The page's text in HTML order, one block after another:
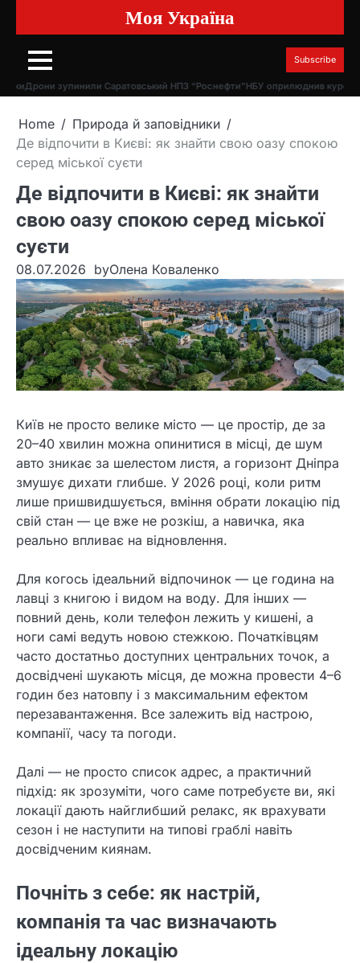
content
Моя Україна
Subscribe
зупинили Саратовський НПЗ “Роснефти”НБУ оприлюднив курс долара та
Home
Природа й заповідники
Де відпочити в Києві: як знайти свою оазу спокою
серед міської суєти
Де відпочити в Києві: як знайти
свою оазу спокою серед міської
суєти
08.07.2026 byОлена Коваленко
Київ не просто велике місто — це простір, де за
20–40 хвилин можна опинитися в місці, де шум
авто зникає за шелестом листя, а горизонт Дніпра
змушує дихати глибше. У 2026 році, коли ритм
лише пришвидшується, вміння обрати локацію під
свій стан — це вже не розкіш, а навичка, яка
реально впливає на відновлення.
Для когось ідеальний відпочинок — це година на
лавці з книгою і видом на воду. Для інших —
повний день, коли телефон лежить у кишені, а
ноги самі ведуть новою стежкою. Початківцям
часто достатньо доступних центральних точок, а
досвідчені шукають місця, де можна провести 4–6
годин без натовпу і з максимальним ефектом
перезавантаження. Все залежить від настрою,
компанії, часу та погоди.
Далі — не просто список адрес, а практичний
підхід: як зрозуміти, чого саме потребуєте ви, які
локації дають найглибший релакс, як врахувати
сезон і не наступити на типові граблі навіть
досвідченим киянам.
Почніть з себе: як настрій,
компанія та час визначають
ідеальну локацію